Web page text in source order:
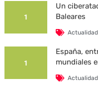
1
Un
Baleares
Actualidad
1
España,
mundiales
Actualidad